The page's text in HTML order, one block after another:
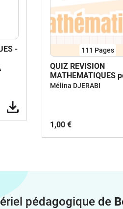
-
111 Pages
QUIZ REVISION
MATHEMATIQUES
niveau CAP
Mélina DJERABI
1,00 €
pédagogique de